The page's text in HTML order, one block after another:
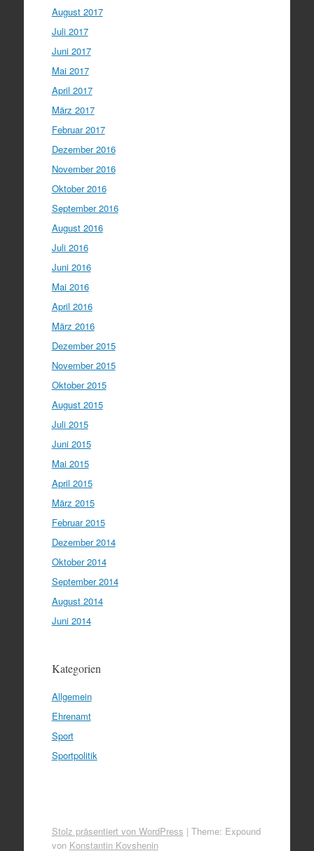
August 2017
Juli 2017
Juni 2017
Mai 2017
April 2017
März 2017
Februar 2017
Dezember 2016
November 2016
Oktober 2016
September 2016
August 2016
Juli 2016
Juni 2016
Mai 2016
April 2016
März 2016
Dezember 2015
November 2015
Oktober 2015
August 2015
Juli 2015
Juni 2015
Mai 2015
April 2015
März 2015
Februar 2015
Dezember 2014
Oktober 2014
September 2014
August 2014
Juni 2014
Kategorien
Allgemein
Ehrenamt
Sport
Sportpolitik
Stolz präsentiert von WordPress | Theme: Expound
von Konstantin Kovshenin